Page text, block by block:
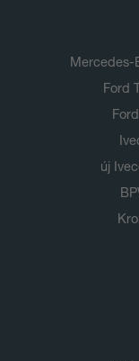
Mercedes-
Ford
új